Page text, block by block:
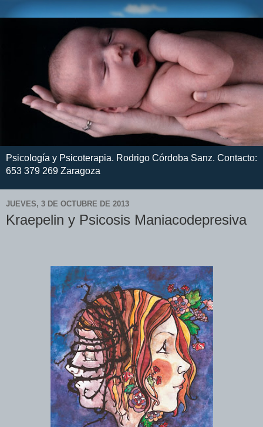
Psicología y Psicoterapia. Rodrigo Córdoba Sanz. Contacto:
653 379 269 Zaragoza
JUEVES, 3 DE OCTUBRE DE 2013
Kraepelin y Psicosis Maniacodepresiva